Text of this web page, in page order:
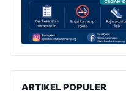
ARTIKEL POPULER